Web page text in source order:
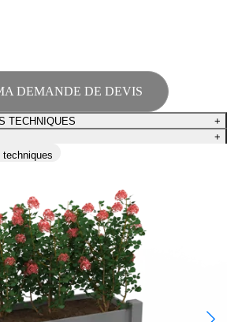
DEMANDE DE DEVIS
TECHNIQUES
+
+